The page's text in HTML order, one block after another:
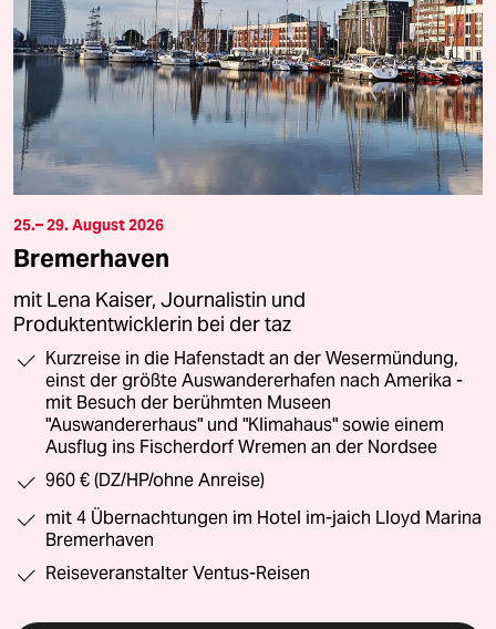
25.– 29. August 2026
Bremerhaven
mit Lena Kaiser, Journalistin und
Produktentwicklerin bei der taz
Kurzreise in die Hafenstadt an der Wesermündung,
einst der größte Auswandererhafen nach Amerika -
mit Besuch der berühmten Museen
"Auswandererhaus" und "Klimahaus" sowie einem
Ausflug ins Fischerdorf Wremen an der Nordsee
960 € (DZ/HP/ohne Anreise)
mit 4 Übernachtungen im Hotel im-jaich Lloyd Marina
Bremerhaven
Reiseveranstalter Ventus-Reisen